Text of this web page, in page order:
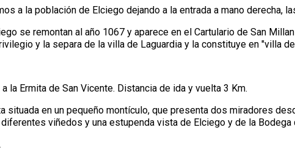
a la población de Elciego dejando a la entrada a mano derecha,
se remontan al año 1067 y aparece en el Cartulario de San
y la separa de la villa de Laguardia y la constituye en "villa
la Ermita de San Vicente. Distancia de ida y vuelta 3 Km.
situada en un pequeño montículo, que presenta dos miradores
viñedos y una estupenda vista de Elciego y de la Bodega